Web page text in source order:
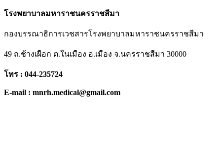
โรงพยาบาลมหาราชนครราชสีมา
กองบรรณาธิการเวชสารโรงพยาบาลมหาราชนครราชสีมา
49 ถ.ช้างเผือก ต.ในเมือง อ.เมือง จ.นครราชสีมา 30000
โทร : 044-235724
E-mail : mnrh.medical@gmail.com